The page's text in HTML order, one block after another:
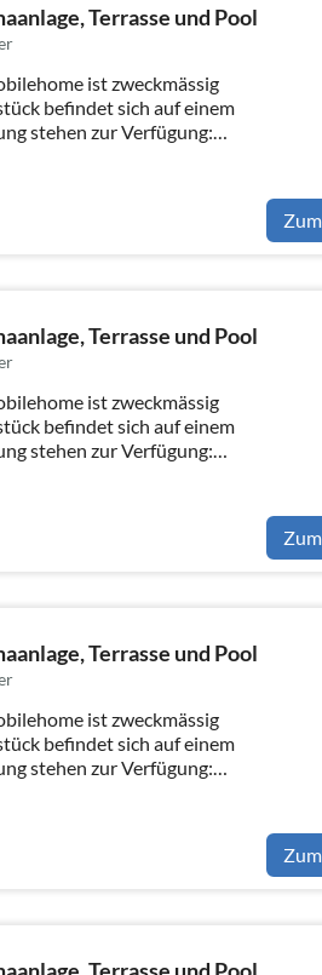
Terrasse und Pool
ist zweckmässig
befindet sich auf einem
stehen zur Verfügung:
Terrasse und Pool
ist zweckmässig
befindet sich auf einem
stehen zur Verfügung:
Terrasse und Pool
ist zweckmässig
befindet sich auf einem
stehen zur Verfügung: